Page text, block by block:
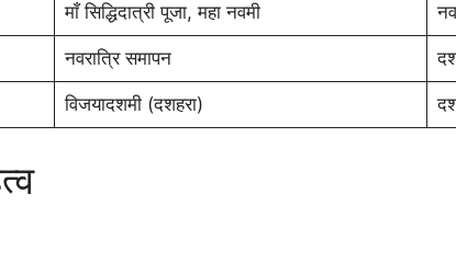
माँ सिद्धिदात्री पूजा, महा नवमी
नवरात्रि समापन
विजयादशमी (दशहरा)